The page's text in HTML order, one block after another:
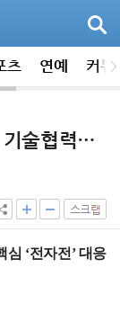
츠 연예 커뮤
기술협력…
‘전자전’ 대응